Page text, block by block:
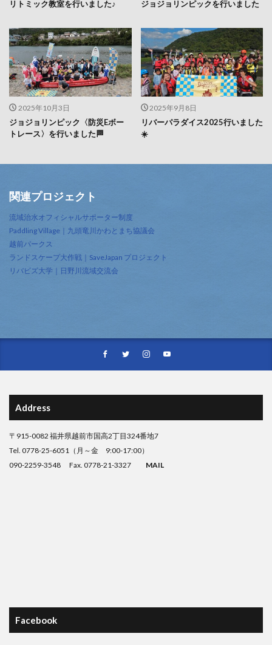
リトミック教室を行いました♪ ジョジョリンピックを行いました
2025年10月3日
ジョジョリンピック〈防災Eボー
トレース〉を行いました🏁
2025年9月8日
リバーパラダイス2025行いました
☀️
関連プロジェクト
流域治水オフィシャルサポーター制度
Paddling Village｜九頭竜川かわとまち協議会
越前パークス
ランドスケープ大作戦｜SaveJapan プロジェクト
リバビズ大学｜日野川流域交流会
Address
〒915-0082 福井県越前市国高2丁目324番地7
Tel. 0778-25-6051（月～金 9:00-17:00）
090-2259-3548 Fax. 0778-21-3327 MAIL
Facebook